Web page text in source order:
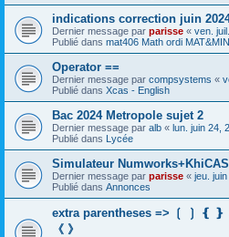
indications correction juin
Dernier message par parisse « ven.
Publié dans mat406 Math ordi MAT&MIN
Operator ==
Dernier message par compsystems «
Publié dans Xcas - English
Bac 2024 Metropole sujet 2
Dernier message par alb « lun. juin 24,
Publié dans Lycée
Simulateur
Dernier message par parisse « jeu.
Publié dans Annonces
extra parentheses => ❲ ❳ ❴ ❵
《 》